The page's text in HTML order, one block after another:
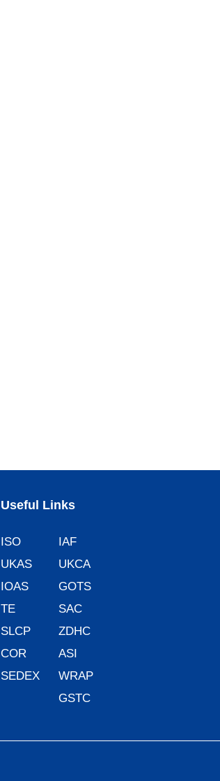
Useful Links
ISO
UKAS
IOAS
TE
SLCP
COR
SEDEX
IAF
UKCA
GOTS
SAC
ZDHC
ASI
WRAP
GSTC